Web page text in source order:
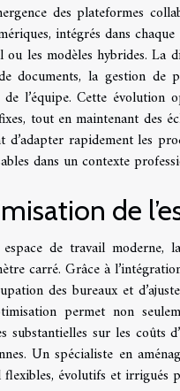
des plateformes
intégrés dans
ou les modèles hybrides. La
documents, la gestion de
de l’équipe. Cette
tout en maintenant des
d’adapter rapidement les
dans un contexte
de
de travail moderne,
carré. Grâce à
des bureaux et
permet non
substantielles sur les coûts
Un spécialiste en
évolutifs et irrigués